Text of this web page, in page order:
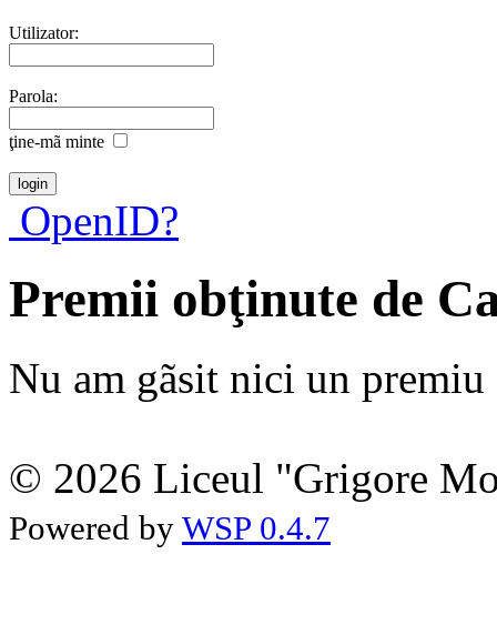
Utilizator:
Parola:
ţine-mã minte
OpenID?
Premii obţinute de
Nu am gãsit nici un premiu
© 2026 Liceul "Grigore
Powered by WSP 0.4.7